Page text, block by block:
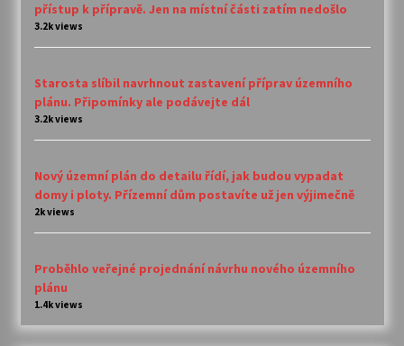
přístup k přípravě. Jen na místní části zatím nedošlo
3.2k views
Starosta slíbil navrhnout zastavení příprav územního
plánu. Připomínky ale podávejte dál
3.2k views
Nový územní plán do detailu řídí, jak budou vypadat
domy i ploty. Přízemní dům postavíte už jen výjimečně
2k views
Proběhlo veřejné projednání návrhu nového územního
plánu
1.4k views